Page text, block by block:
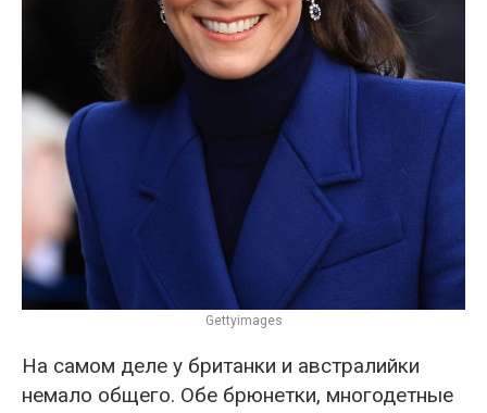
Gettyimages
На самом деле у британки и австралийки
немало общего. Обе брюнетки, многодетные